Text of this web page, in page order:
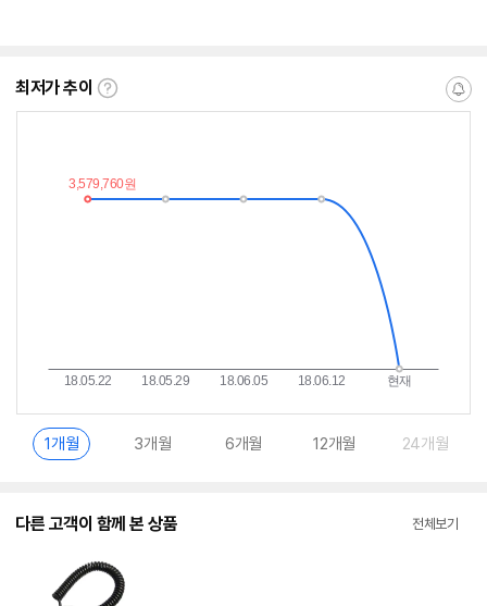
최저가 추이
최
이
란?
알
1개월 3개월 6개월 12개월 24개월
다른 고객이 함께 본 상품 전체보기